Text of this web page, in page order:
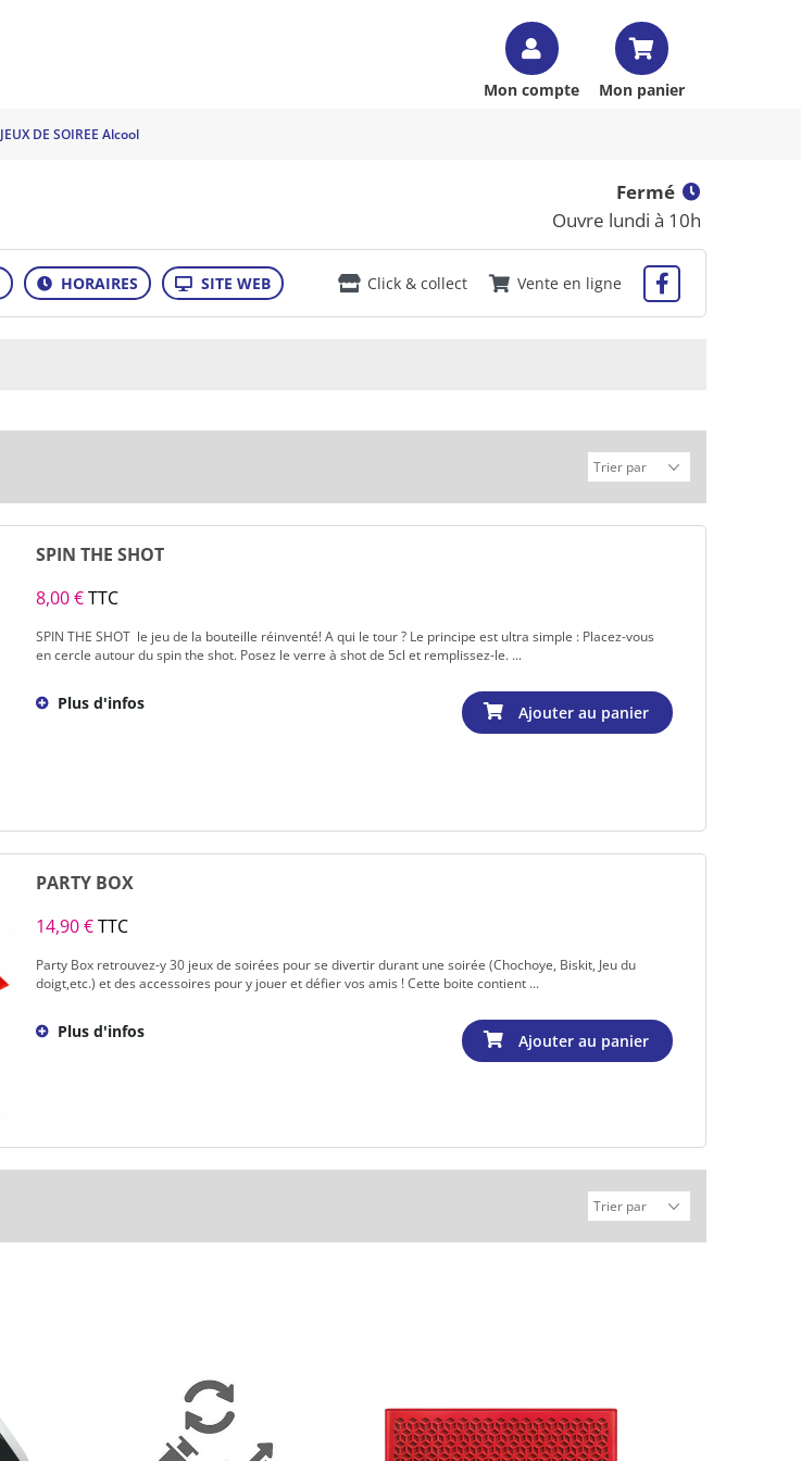
Mon compte Mon panier
JEUX DE SOIREE Alcool
Fermé
Ouvre lundi à 10h
Click & collect Vente en ligne
SPIN THE SHOT
8,00 €TTC
SPIN THE SHOT le jeu de la bouteille réinventé! A qui le tour ? Le principe est ultra simple : Placez-vous
en cercle autour du spin the shot. Posez le verre à shot de 5cl et remplissez-le. ...
Plus d'infos
PARTY BOX
14,90 €TTC
Party Box retrouvez-y 30 jeux de soirées pour se divertir durant une soirée (Chochoye, Biskit, Jeu du
doigt,etc.) et des accessoires pour y jouer et défier vos amis ! Cette boite contient ...
Plus d'infos